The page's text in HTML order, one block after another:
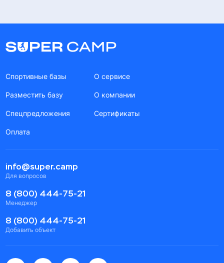
Спортивные базы
Разместить базу
Спецпредложения
Оплата
О сервисе
О компании
Сертификаты
info@super.camp
Для вопросов
8 (800) 444-75-21
Менеджер
8 (800) 444-75-21
Добавить объект